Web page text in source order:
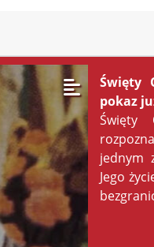
Święty
pokaz
Święty
jednym
Jego